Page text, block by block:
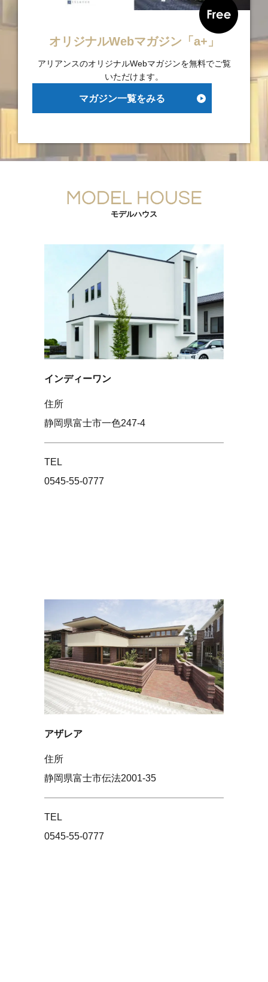
オリジナルWebマガジン「a+」
アリアンスのオリジナルWebマガジンを無料でご覧
いただけます。
マガジン一覧をみる ▶
モデルハウス
インディーワン
住所
静岡県富士市一色247-4
TEL
0545-55-0777
アザレア
住所
静岡県富士市伝法2001-35
TEL
0545-55-0777